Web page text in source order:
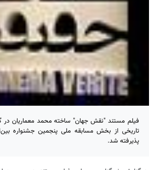
فیلم مستند "نقش جهان" ساخته محمد معماریان
تاریخی از بخش مسابقه ملی پنجمین جشنواره
پذیرفته شد.